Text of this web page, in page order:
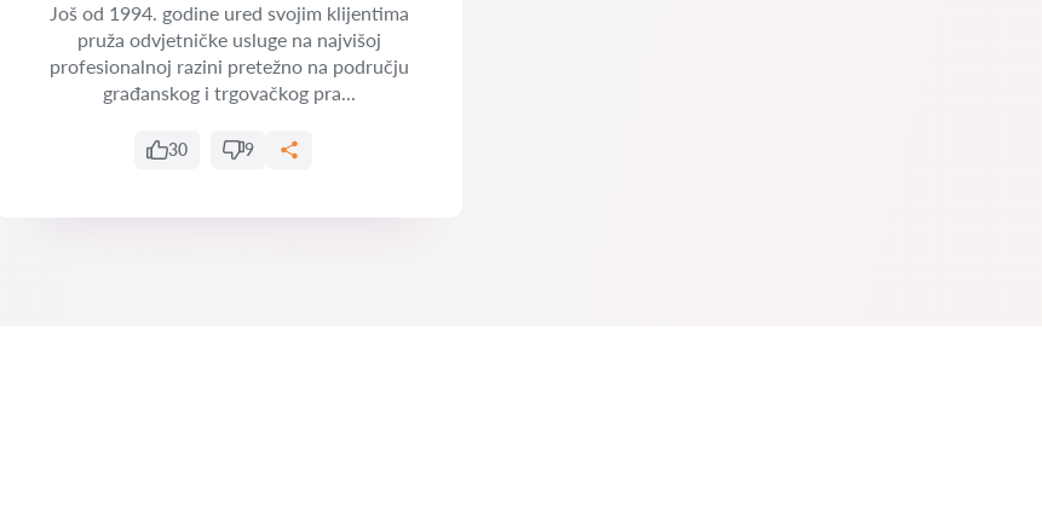
Još od 1994. godine ured svojim klijentima
pruža odvjetničke usluge na najvišoj
profesionalnoj razini pretežno na području
građanskog i trgovačkog pra...
30 9